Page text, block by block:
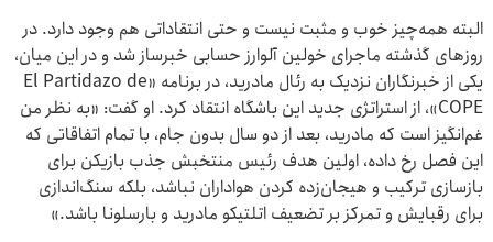
البته همه‌چیز خوب و مثبت نیست و حتی انتقاداتی هم وجود دارد. در
روزهای گذشته ماجرای خولین آلوارز حسابی خبرساز شد و در این میان،
یکی از خبرنگاران نزدیک به رئال مادرید، در برنامه «El Partidazo de
COPE»، از استراتژی جدید این باشگاه انتقاد کرد. او گفت: «به نظر من
غم‌انگیز است که مادرید، بعد از دو سال بدون جام، با تمام اتفاقاتی که
این فصل رخ داده، اولین هدف رئیس منتخبش جذب بازیکن برای
بازسازی ترکیب و هیجان‌زده کردن هواداران نباشد، بلکه سنگ‌اندازی
برای رقبایش و تمرکز بر تضعیف اتلتیکو مادرید و بارسلونا باشد.»